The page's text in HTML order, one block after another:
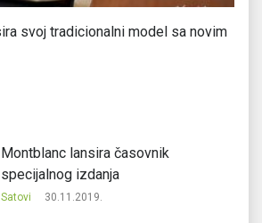
svoj tradicionalni model sa novim
Montblanc lansira časovnik
specijalnog izdanja
Satovi 30.11.2019.